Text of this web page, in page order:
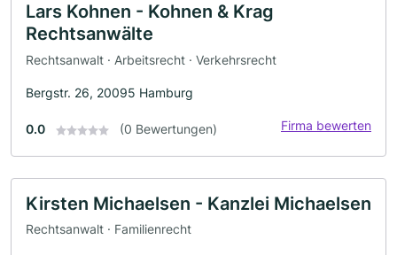
Lars Kohnen - Kohnen & Krag
Rechtsanwälte
Rechtsanwalt · Arbeitsrecht · Verkehrsrecht
Bergstr. 26, 20095 Hamburg
0.0 (0 Bewertungen) Firma bewerten
Kirsten Michaelsen - Kanzlei Michaelsen
Rechtsanwalt · Familienrecht